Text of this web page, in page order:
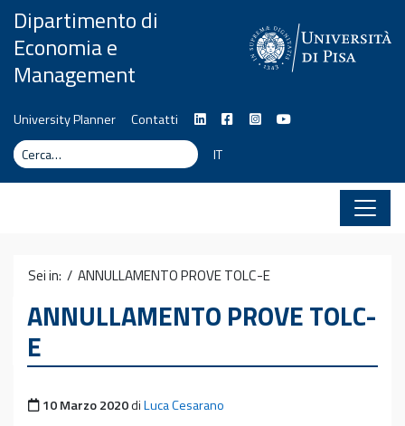
Vai al contenuto
Dipartimento di
Economia e
Management
University Planner
Contatti
Cerca
CercaIT
Sei in: / ANNULLAMENTO PROVE TOLC-E
ANNULLAMENTO PROVE TOLC-
E
Pubblicato il
10 Marzo 2020diLuca Cesarano